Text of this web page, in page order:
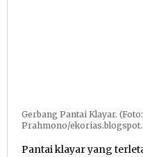
Gerbang Pantai Klayar.
Prahmono/
Pantai klayar yang